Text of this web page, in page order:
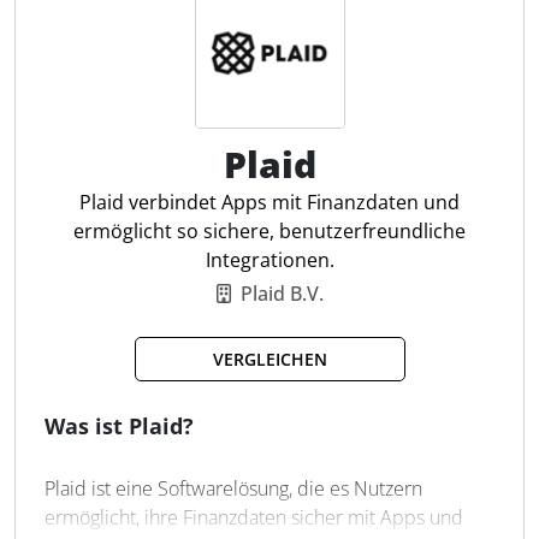
Buchhaltung anbinden
Szenarien simulieren
Interaktive Cashflow-Grafik
Automatischer Datenimport
Mehrjahresplanung
Budget-Planung
Daten-Export in Excel
Offene Posten überwachen
Plaid
Plaid verbindet Apps mit Finanzdaten und
ermöglicht so sichere, benutzerfreundliche
Integrationen.
Plaid B.V.
VERGLEICHEN
Was ist Plaid?
Plaid ist eine Softwarelösung, die es Nutzern
ermöglicht, ihre Finanzdaten sicher mit Apps und